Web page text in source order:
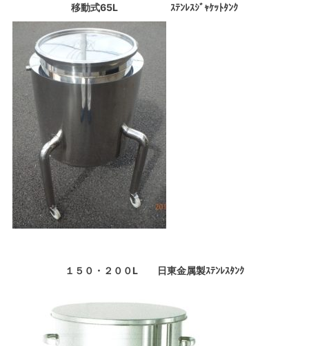
移動式65L ｽﾃﾝﾚｽｼﾞｬｹｯﾄﾀﾝｸ
１５０・２００L 日東金属製ｽﾃﾝﾚｽﾀﾝｸ